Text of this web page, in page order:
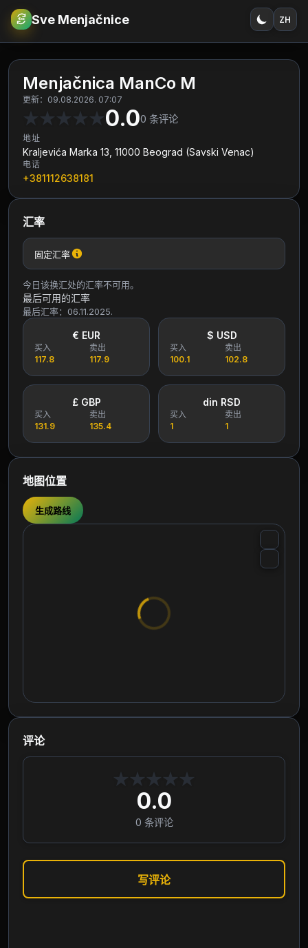
€RSD Sve Menjačnice ZH
Menjačnica ManCo M
更新：09.08.2026. 07:07
★★★★★0.00 条评论
地址
Kraljevića Marka 13, 11000 Beograd (Savski Venac)
电话
+381112638181
汇率
固定汇率
今日该换汇处的汇率不可用。
最后可用的汇率
最后汇率：06.11.2025.
€ EUR
买入
117.8
卖出
117.9
$ USD
买入
100.1
卖出
102.8
£ GBP
买入
131.9
卖出
135.4
din RSD
买入
1
卖出
1
地图位置
生成路线
评论
★★★★★
0.0
0 条评论
写评论